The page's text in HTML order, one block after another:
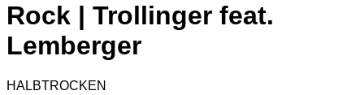
Rock | Trollinger feat.
Lemberger
HALBTROCKEN